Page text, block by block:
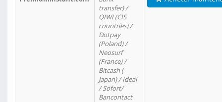
transfer) /
QIWI (CIS
countries) /
Dotpay
(Poland) /
Neosurf
(France) /
Bitcash (
Japan) / Ideal
/ Sofort/
Bancontact